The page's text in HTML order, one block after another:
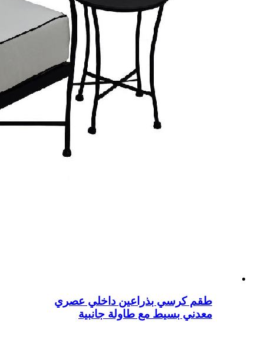
طقم كرسي بذراعين داخلي عصري
معدني بسيط مع طاولة جانبية